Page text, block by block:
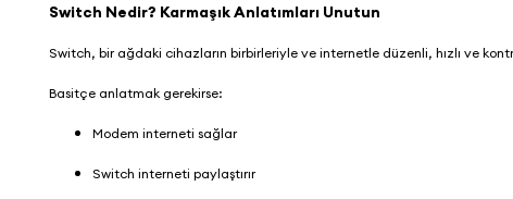
Switch Nedir? Karmaşık Anlatımları Unutun
Switch, bir ağdaki cihazların birbirleriyle ve internetle düzenli, hızlı ve
Basitçe anlatmak gerekirse:
Modem interneti sağlar
Switch interneti paylaştırır